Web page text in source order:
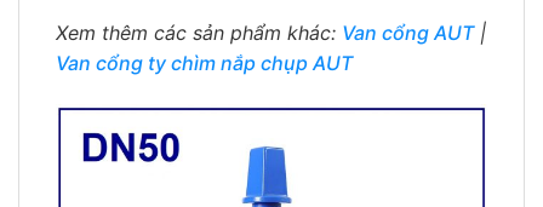
Xem thêm các sản phẩm khác: Van cổng AUT|
Van cổng ty chìm nắp chụp AUT